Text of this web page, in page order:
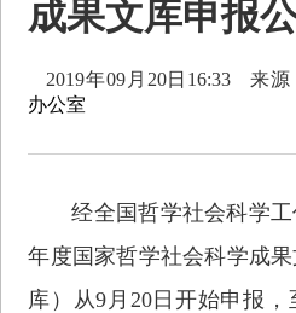
成果文库申报
2019年09月20日16:33 来源
办公室
经全国哲学社会科学
年度国家哲学社会科学成
库）从9月20日开始申报